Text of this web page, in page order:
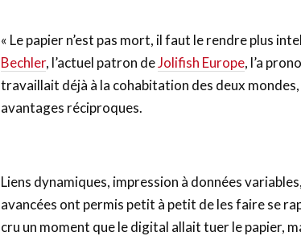
« Le papier n’est pas mort, il faut le rendre plus
Bechler, l’actuel patron deJolifish Europe, l’a
travaillait déjà à la cohabitation des deux
avantages réciproques.
Liens dynamiques, impression à données
avancées ont permis petit à petit de les faire se
cru un moment que le digital allait tuer le papier,